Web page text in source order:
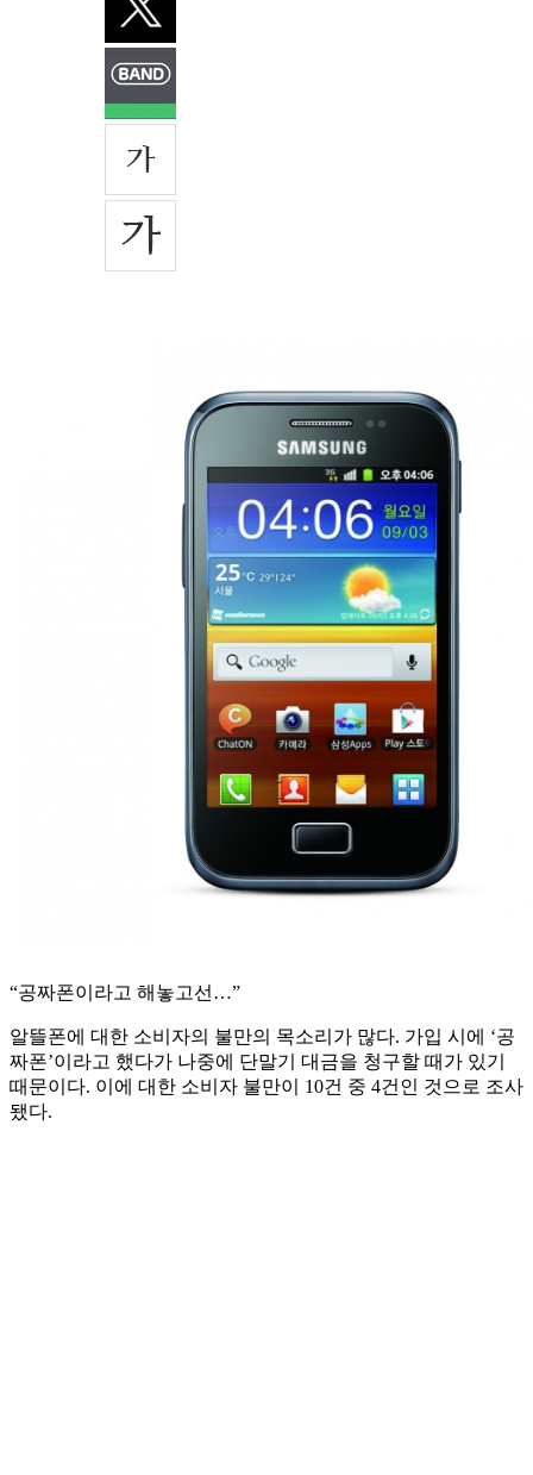
“공짜폰이라고 해놓고선…”
알뜰폰에 대한 소비자의 불만의 목소리가 많다. 가입 시에 ‘공
짜폰’이라고 했다가 나중에 단말기 대금을 청구할 때가 있기
때문이다. 이에 대한 소비자 불만이 10건 중 4건인 것으로 조사
됐다.